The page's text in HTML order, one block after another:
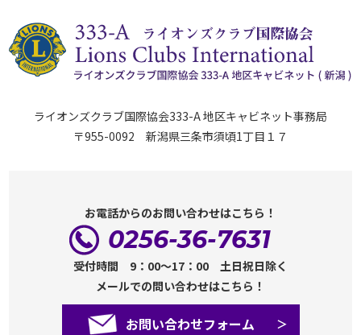
ライオンズクラブ国際協会333-A 地区キャビネット事務局
〒955-0092 新潟県三条市須頃1丁目１７
お電話からのお問い合わせはこちら！
0256-36-7631
受付時間 9：00～17：00 土日祝日除く
メールでの問い合わせはこちら！
お問い合わせフォーム